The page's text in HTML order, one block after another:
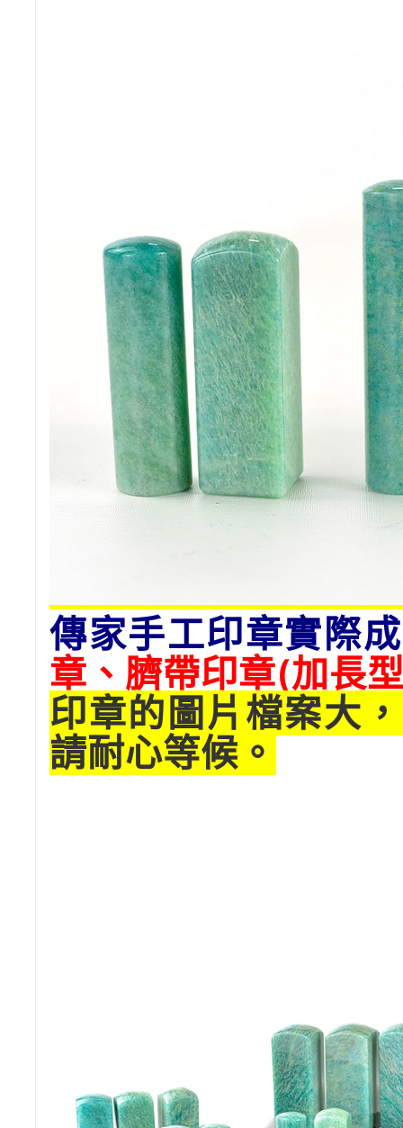
傳家手工印章實際
章、臍帶印章(加長
印章的圖片檔案大
請耐心等候。